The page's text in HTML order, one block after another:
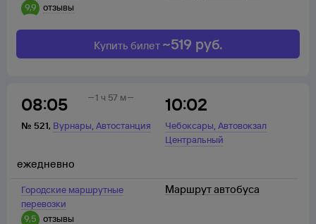
9,9
отзывы
Купить билет ~519 руб.
08:05
№ 521, Вурнары,Автостанция
10:02
Чебоксары,Автовокзал
Центральный
1 ч 57 м
Городские маршрутные
перевозки
9,5
отзывы
ежедневно
Маршрут автобуса